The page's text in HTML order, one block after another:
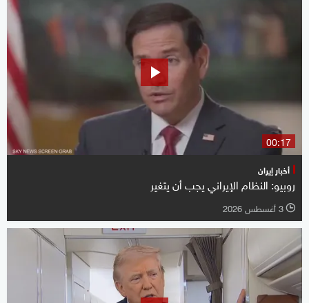
00:17
أخبار إيران
روبيو: النظام الإيراني يجب أن يتغير
l 3 أغسطس 2026